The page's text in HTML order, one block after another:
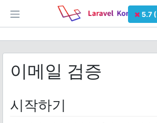
5.7
이메일 검증
시작하기